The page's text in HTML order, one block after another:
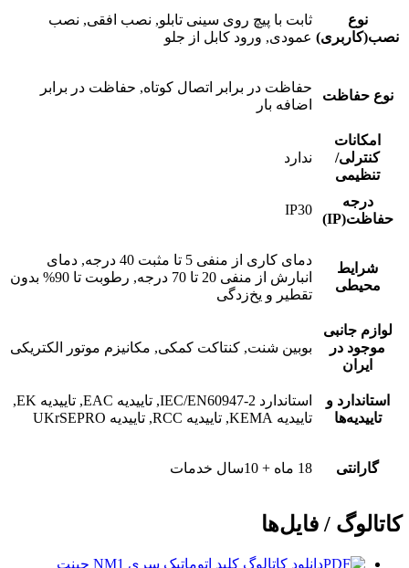
نوع
نصب(کاربری)
ثابت با پیچ روی سینی تابلو, نصب افقی, نصب
عمودی, ورود کابل از جلو
نوع حفاظت
حفاظت در برابر اتصال کوتاه, حفاظت در برابر
اضافه بار
امکانات
کنترلی/
تنظیمی
ندارد
درجه
حفاظت(IP)
IP30
شرایط
محیطی
دمای کاری از منفی 5 تا مثبت 40 درجه, دمای
انبارش از منفی 20 تا 70 درجه, رطوبت تا 90% بدون
تقطیر و یخ‌زدگی
لوازم جانبی
موجود در
ایران
بوبین شنت, کنتاکت کمکی, مکانیزم موتور الکتریکی
استاندارد و
تاییدیه‌ها
استاندارد IEC/EN60947-2, تاییدیه EAC, تاییدیه EK,
تاییدیه KEMA, تاییدیه RCC, تاییدیه UKrSEPRO
گارانتی 18 ماه + 10سال خدمات
کاتالوگ / فایل‌ها
دانلود کاتالوگ کلید اتوماتیک سری NM1 چینت